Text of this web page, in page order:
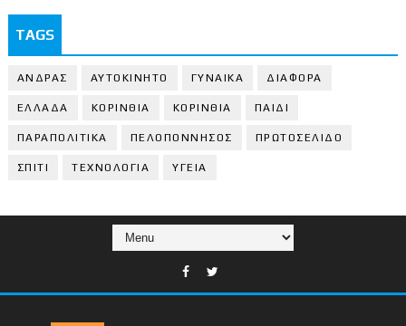
TAGS
ΑΝΔΡΑΣ ΑΥΤΟΚΙΝΗΤΟ ΓΥΝΑΙΚΑ ΔΙΑΦΟΡΑ
ΕΛΛΑΔΑ ΚΟΡΙΝΘΙΑ ΚΟΡΙΝΘΙA ΠΑΙΔΙ
ΠΑΡΑΠΟΛΙΤΙΚΑ ΠΕΛΟΠΟΝΝΗΣΟΣ ΠΡΩΤΟΣΕΛΙΔΟ
ΣΠΙΤΙ ΤΕΧΝΟΛΟΓΙΑ ΥΓΕΙΑ